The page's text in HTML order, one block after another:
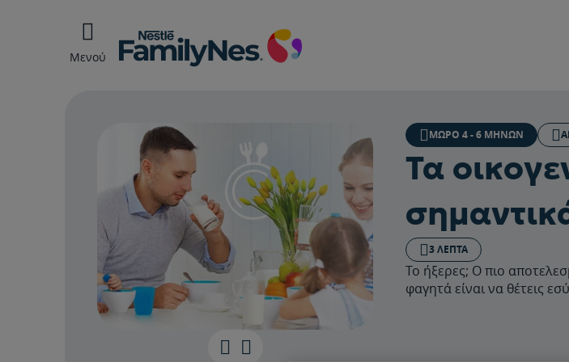
Μενού
ΜΩΡΌ 4 - 6 ΜΗΝΏΝ
Τα
3 ΛΕΠΤΆ
Το ήξερες; O πιο
φαγητά είναι να θέτεις